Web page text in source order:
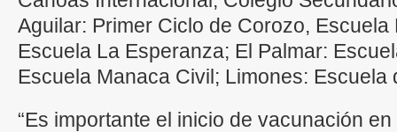
Aguilar: Primer Ciclo de Corozo, Escuela
Escuela La Esperanza; El Palmar:
Escuela Manaca Civil; Limones:
“Es importante el inicio de vacunación